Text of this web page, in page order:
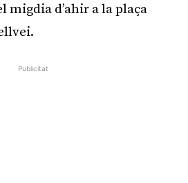
migdia d’ahir a la plaça
Publicitat